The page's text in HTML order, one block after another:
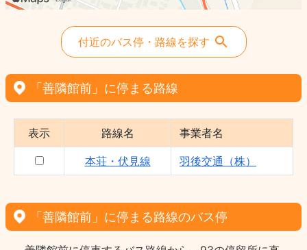
付近のバス停・路線を探す
「善隣館前」に停まる路線
表示 路線名 事業者名
本荘・伏見線 羽後交通（株）
「善隣館前」に停まる路線のバス停